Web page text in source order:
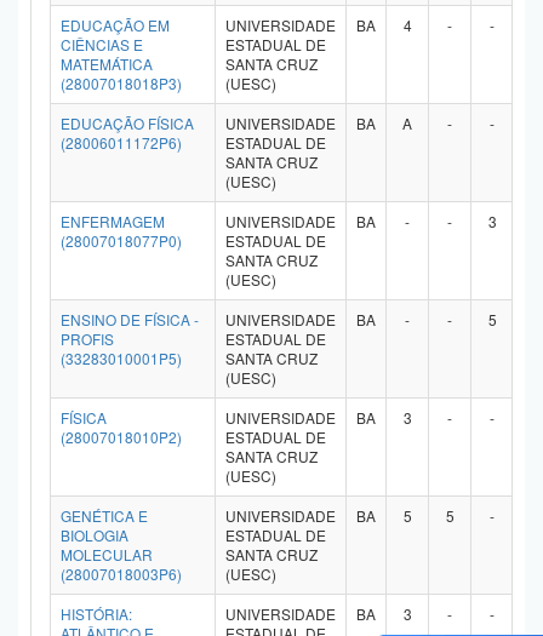
EDUCAÇÃO EM
CIÊNCIAS E
MATEMÁTICA
(28007018018P3)
UNIVERSIDADE
ESTADUAL DE
SANTA CRUZ
(UESC)
BA 4 - -
EDUCAÇÃO FÍSICA
(28006011172P6)
UNIVERSIDADE
ESTADUAL DE
SANTA CRUZ
(UESC)
BA A - -
ENFERMAGEM
(28007018077P0)
UNIVERSIDADE
ESTADUAL DE
SANTA CRUZ
(UESC)
BA - - 3
ENSINO DE FÍSICA -
PROFIS
(33283010001P5)
UNIVERSIDADE
ESTADUAL DE
SANTA CRUZ
(UESC)
BA - - 5
FÍSICA
(28007018010P2)
UNIVERSIDADE
ESTADUAL DE
SANTA CRUZ
(UESC)
BA 3 - -
GENÉTICA E
BIOLOGIA
MOLECULAR
(28007018003P6)
UNIVERSIDADE
ESTADUAL DE
SANTA CRUZ
(UESC)
BA 5 5 -
HISTÓRIA:
UNIVERSIDADE
BA 3 - -